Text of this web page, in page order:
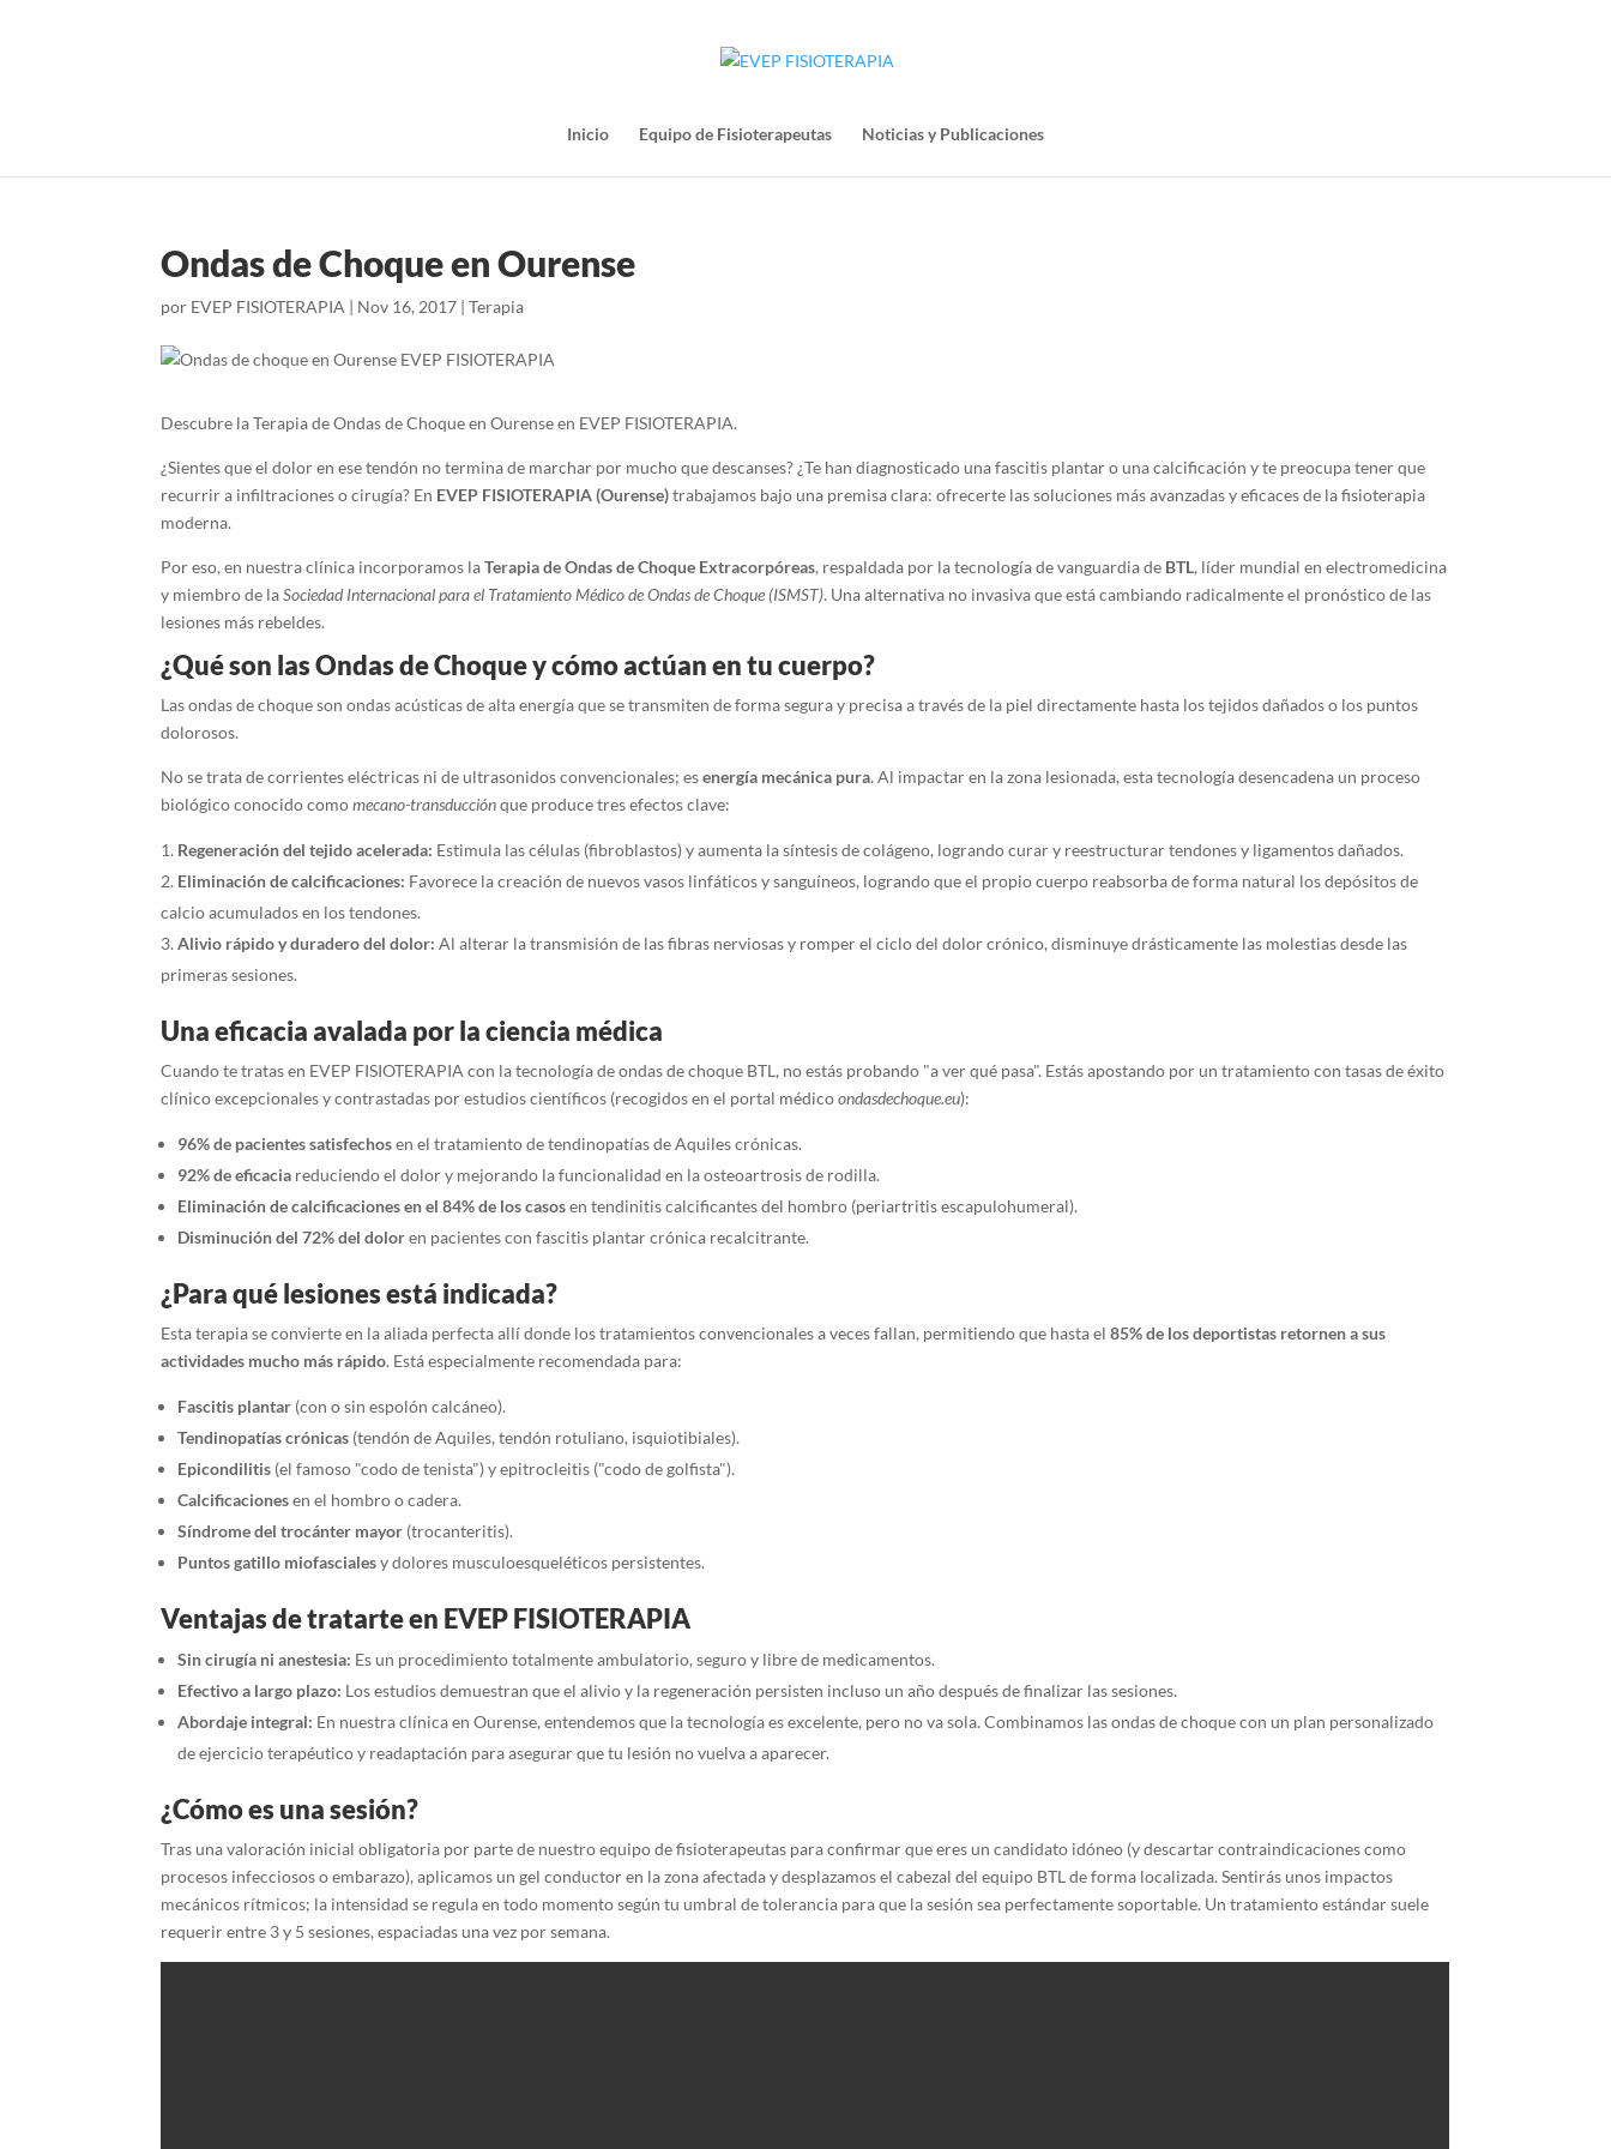
Inicio Equipo de Fisioterapeutas Noticias y Publicaciones
Ondas de Choque en Ourense
por EVEP FISIOTERAPIA | Nov 16, 2017 |Terapia
Descubre la Terapia de Ondas de Choque en Ourense en EVEP FISIOTERAPIA.
¿Sientes que el dolor en ese tendón no termina de marchar por mucho que descanses? ¿Te han diagnosticado una fascitis plantar o una calcificación y te preocupa tener que
recurrir a infiltraciones o cirugía? En EVEP FISIOTERAPIA (Ourense)trabajamos bajo una premisa clara: ofrecerte las soluciones más avanzadas y eficaces de la fisioterapia
moderna.
Por eso, en nuestra clínica incorporamos laTerapia de Ondas de Choque Extracorpóreas, respaldada por la tecnología de vanguardia de BTL, líder mundial en electromedicina
y miembro de laSociedad Internacional para el Tratamiento Médico de Ondas de Choque (ISMST). Una alternativa no invasiva que está cambiando radicalmente el pronóstico de las
lesiones más rebeldes.
¿Qué son las Ondas de Choque y cómo actúan en tu cuerpo?
Las ondas de choque son ondas acústicas de alta energía que se transmiten de forma segura y precisa a través de la piel directamente hasta los tejidos dañados o los puntos
dolorosos.
No se trata de corrientes eléctricas ni de ultrasonidos convencionales; esenergía mecánica pura. Al impactar en la zona lesionada, esta tecnología desencadena un proceso
biológico conocido comomecano-transducciónque produce tres efectos clave:
Regeneración del tejido acelerada: Estimula las células (fibroblastos) y aumenta la síntesis de colágeno, logrando curar y reestructurar tendones y ligamentos dañados.
Eliminación de calcificaciones: Favorece la creación de nuevos vasos linfáticos y sanguíneos, logrando que el propio cuerpo reabsorba de forma natural los depósitos de
calcio acumulados en los tendones.
Alivio rápido y duradero del dolor: Al alterar la transmisión de las fibras nerviosas y romper el ciclo del dolor crónico, disminuye drásticamente las molestias desde las
primeras sesiones.
Una eficacia avalada por la ciencia médica
Cuando te tratas en EVEP FISIOTERAPIA con la tecnología de ondas de choque BTL, no estás probando "a ver qué pasa". Estás apostando por un tratamiento con tasas de éxito
clínico excepcionales y contrastadas por estudios científicos (recogidos en el portal médicoondasdechoque.eu):
96% de pacientes satisfechosen el tratamiento de tendinopatías de Aquiles crónicas.
92% de eficacia reduciendo el dolor y mejorando la funcionalidad en la osteoartrosis de rodilla.
Eliminación de calcificaciones en el 84% de los casosen tendinitis calcificantes del hombro (periartritis escapulohumeral).
Disminución del 72% del doloren pacientes con fascitis plantar crónica recalcitrante.
¿Para qué lesiones está indicada?
Esta terapia se convierte en la aliada perfecta allí donde los tratamientos convencionales a veces fallan, permitiendo que hasta el85% de los deportistas retornen a sus
actividades mucho más rápido. Está especialmente recomendada para:
Fascitis plantar (con o sin espolón calcáneo).
Tendinopatías crónicas (tendón de Aquiles, tendón rotuliano, isquiotibiales).
Epicondilitis (el famoso "codo de tenista") y epitrocleitis ("codo de golfista").
Calcificacionesen el hombro o cadera.
Síndrome del trocánter mayor (trocanteritis).
Puntos gatillo miofascialesy dolores musculoesqueléticos persistentes.
Ventajas de tratarte en EVEP FISIOTERAPIA
Sin cirugía ni anestesia: Es un procedimiento totalmente ambulatorio, seguro y libre de medicamentos.
Efectivo a largo plazo: Los estudios demuestran que el alivio y la regeneración persisten incluso un año después de finalizar las sesiones.
Abordaje integral: En nuestra clínica en Ourense, entendemos que la tecnología es excelente, pero no va sola. Combinamos las ondas de choque con un plan personalizado
de ejercicio terapéutico y readaptación para asegurar que tu lesión no vuelva a aparecer.
¿Cómo es una sesión?
Tras una valoración inicial obligatoria por parte de nuestro equipo de fisioterapeutas para confirmar que eres un candidato idóneo (y descartar contraindicaciones como
procesos infecciosos o embarazo), aplicamos un gel conductor en la zona afectada y desplazamos el cabezal del equipo BTL de forma localizada. Sentirás unos impactos
mecánicos rítmicos; la intensidad se regula en todo momento según tu umbral de tolerancia para que la sesión sea perfectamente soportable. Un tratamiento estándar suele
requerir entre 3 y 5 sesiones, espaciadas una vez por semana.